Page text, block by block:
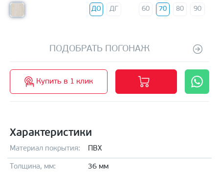
ДО ДГ 60 70 80 90
ПОДОБРАТЬ ПОГОНАЖ
Купить в 1 клик
Характеристики
Материал покрытия: ПВХ
Толщина, мм: 36 мм